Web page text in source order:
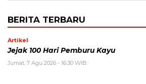
BERITA TERBARU
Artikel
Jejak 100 Hari Pemburu Kayu
Jumat, 7 Agu 2026 - 16:30 WIB